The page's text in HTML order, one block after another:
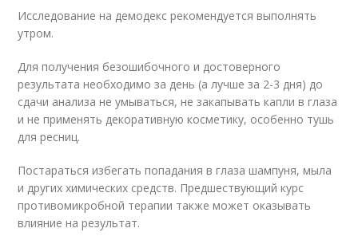
Исследование на демодекс рекомендуется выполнять
утром.
Для получения безошибочного и достоверного
результата необходимо за день (а лучше за 2-3 дня) до
сдачи анализа не умываться, не закапывать капли в глаза
и не применять декоративную косметику, особенно тушь
для ресниц.
Постараться избегать попадания в глаза шампуня, мыла
и других химических средств. Предшествующий курс
противомикробной терапии также может оказывать
влияние на результат.